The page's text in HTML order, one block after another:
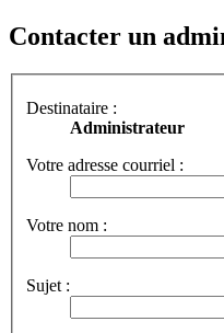
Contacter un
Destinataire :
Administrateur
Votre adresse courriel :
Votre nom :
Sujet :